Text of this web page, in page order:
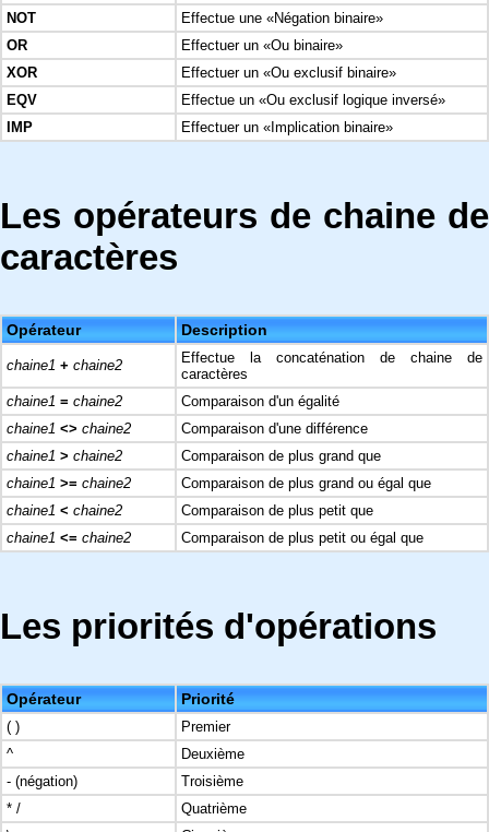
NOT
Effectue une «Négation binaire»
OR
Effectuer un «Ou binaire»
XOR
Effectuer un «Ou exclusif binaire»
EQV
Effectue un «Ou exclusif logique inversé»
IMP
Effectuer un «Implication binaire»
Les opérateurs de chaine de
caractères
Opérateur Description
chaine1 + chaine2
Effectue la concaténation de chaine de
caractères
chaine1 = chaine2
Comparaison d'un égalité
chaine1 <> chaine2
Comparaison d'une différence
chaine1 > chaine2
Comparaison de plus grand que
chaine1 >= chaine2
Comparaison de plus grand ou égal que
chaine1 < chaine2
Comparaison de plus petit que
chaine1 <= chaine2 Comparaison de plus petit ou égal que
Les priorités d'opérations
Opérateur Priorité
( )
Premier
^
Deuxième
- (négation)
Troisième
* /
Quatrième